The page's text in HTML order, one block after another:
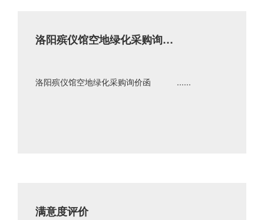
洛阳殡仪馆空地绿化采购询价
洛阳殡仪馆空地绿化采购询价函 ......
满意度评价